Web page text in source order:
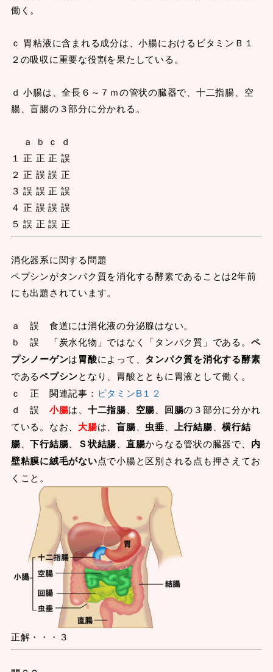
働く。
ｃ 胃粘液に含まれる成分は、小腸におけるビタミンＢ１
２の吸収に重要な役割を果たしている。
ｄ 小腸は、全長６～７ｍの管状の臓器で、十二指腸、空
腸、盲腸の３部分に分かれる。
ａ ｂ ｃ ｄ
１ 正 正 正 誤
２ 正 誤 誤 正
３ 誤 誤 正 誤
４ 正 誤 誤 誤
５ 誤 正 誤 正
消化器系に関する問題
ペプシンがタンパク質を消化する酵素であることは2年前
にも出題されています。
ａ 誤 食道には消化液の分泌腺はない。
ｂ 誤 「炭水化物」ではなく「タンパク質」である。 ペ
プシノーゲンは胃酸によって、 タンパク質を消化する酵素
であるペプシンとなり、胃酸とともに胃液として働く。
ｃ 正 関連記事： ビタミンB１２
ｄ 誤 小腸は、 十二指腸、 空腸 回腸の３部分に分かれ
ている。なお、 大腸は、盲腸、 虫垂 上行結腸、横行結
腸、下行結腸、 Ｓ状結腸 直腸からなる管状の臓器で、 内
壁粘膜に絨毛がない点で小腸と区別される点も押さえてお
くこと。
正解・・・３